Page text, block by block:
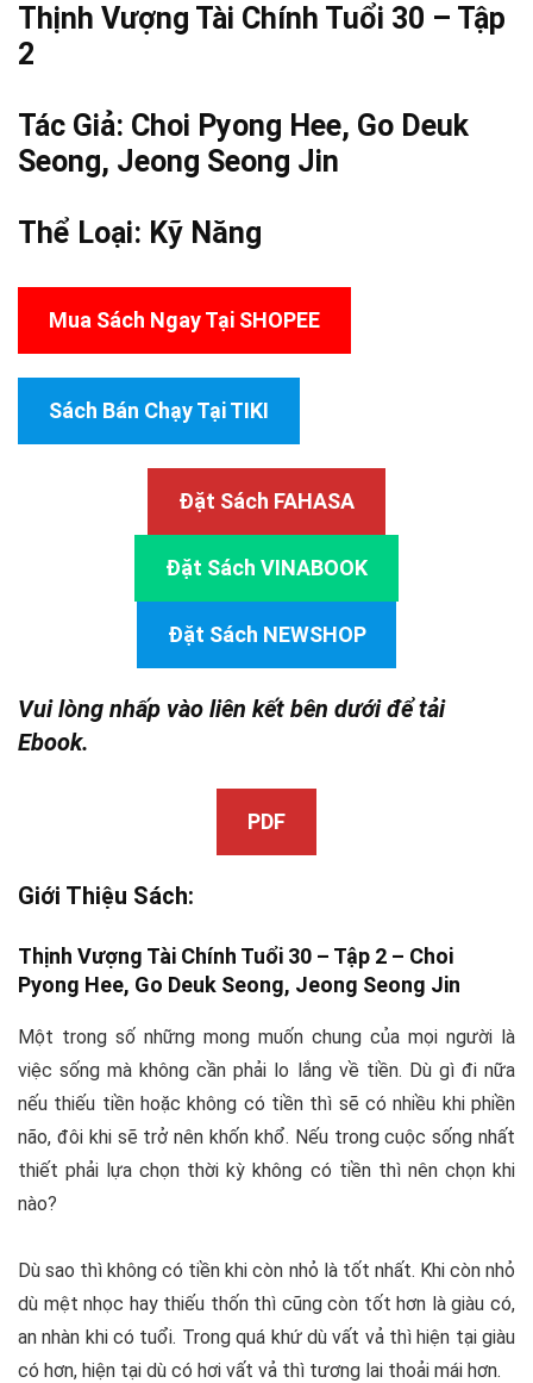
Thịnh Vượng Tài Chính Tuổi 30 – Tập
2
Tác Giả: Choi Pyong Hee, Go Deuk
Seong, Jeong Seong Jin
Thể Loại: Kỹ Năng
Mua Sách Ngay Tại SHOPEE
Sách Bán Chạy Tại TIKI
Đặt Sách FAHASA
Đặt Sách VINABOOK
Đặt Sách NEWSHOP
Vui lòng nhấp vào liên kết bên dưới để tải
Ebook.
PDF
Giới Thiệu Sách:
Thịnh Vượng Tài Chính Tuổi 30 – Tập 2 – Choi
Pyong Hee, Go Deuk Seong, Jeong Seong Jin
Một trong số những mong muốn chung của mọi người là
việc sống mà không cần phải lo lắng về tiền. Dù gì đi nữa
nếu thiếu tiền hoặc không có tiền thì sẽ có nhiều khi phiền
não, đôi khi sẽ trở nên khốn khổ. Nếu trong cuộc sống nhất
thiết phải lựa chọn thời kỳ không có tiền thì nên chọn khi
nào?
Dù sao thì không có tiền khi còn nhỏ là tốt nhất. Khi còn nhỏ
dù mệt nhọc hay thiếu thốn thì cũng còn tốt hơn là giàu có,
an nhàn khi có tuổi. Trong quá khứ dù vất vả thì hiện tại giàu
có hơn, hiện tại dù có hơi vất vả thì tương lai thoải mái hơn.